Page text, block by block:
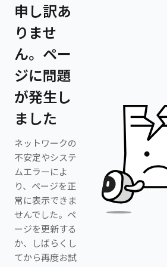
申し訳あ
りませ
ん。ペー
ジに問題
が発生し
ました
ネットワークの
不安定やシステ
ムエラーによ
り、ページを正
常に表示できま
せんでした。ペ
ージを更新する
か、しばらくし
てから再度お試